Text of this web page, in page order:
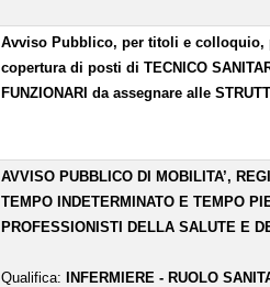
Avviso Pubblico, per titoli e colloquio,
copertura di posti di TECNICO
FUNZIONARI da assegnare alle
AVVISO PUBBLICO DI MOBILITA’,
TEMPO INDETERMINATO E TEMPO
PROFESSIONISTI DELLA SALUTE E
Qualifica:
INFERMIERE - RUOLO